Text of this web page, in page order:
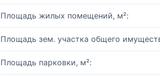
Площадь жилых помещений, м²:
Площадь зем. участка общего
Площадь парковки, м²: